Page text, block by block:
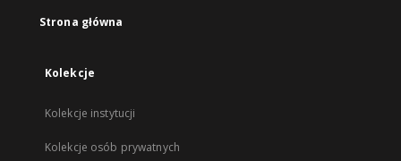
Strona główna
Kolekcje
Kolekcje instytucji
Kolekcje osób prywatnych